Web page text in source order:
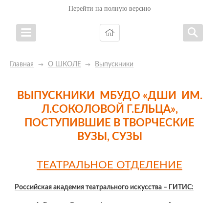
Перейти на полную версию
Главная → О ШКОЛЕ → Выпускники
ВЫПУСКНИКИ МБУДО «ДШИ ИМ.
Л.СОКОЛОВОЙ Г.ЕЛЬЦА»,
ПОСТУПИВШИЕ В ТВОРЧЕСКИЕ
ВУЗЫ, СУЗЫ
ТЕАТРАЛЬНОЕ ОТДЕЛЕНИЕ
Российская академия театрального искусства – ГИТИС: